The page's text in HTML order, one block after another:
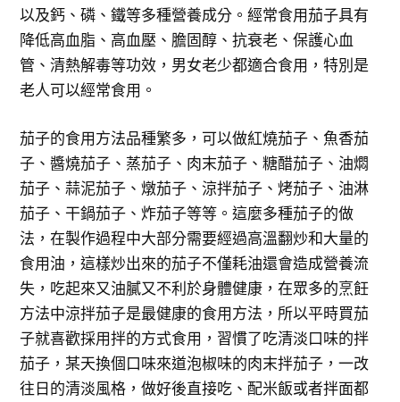
以及鈣、磷、鐵等多種營養成分。經常食用茄子具有
降低高血脂、高血壓、膽固醇、抗衰老、保護心血
管、清熱解毒等功效，男女老少都適合食用，特別是
老人可以經常食用。
茄子的食用方法品種繁多，可以做紅燒茄子、魚香茄
子、醬燒茄子、蒸茄子、肉末茄子、糖醋茄子、油燜
茄子、蒜泥茄子、燉茄子、涼拌茄子、烤茄子、油淋
茄子、干鍋茄子、炸茄子等等。這麼多種茄子的做
法，在製作過程中大部分需要經過高溫翻炒和大量的
食用油，這樣炒出來的茄子不僅耗油還會造成營養流
失，吃起來又油膩又不利於身體健康，在眾多的烹飪
方法中涼拌茄子是最健康的食用方法，所以平時買茄
子就喜歡採用拌的方式食用，習慣了吃清淡口味的拌
茄子，某天換個口味來道泡椒味的肉末拌茄子，一改
往日的清淡風格，做好後直接吃、配米飯或者拌面都